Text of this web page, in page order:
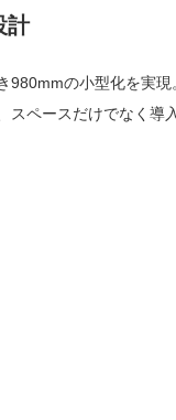
計
980mmの小型化を実
ペースだけでなく導